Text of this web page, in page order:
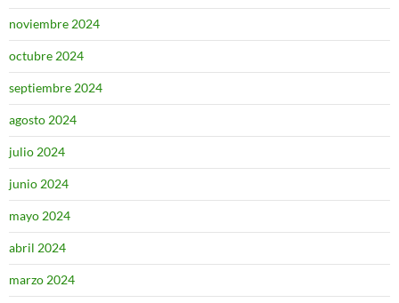
noviembre 2024
octubre 2024
septiembre 2024
agosto 2024
julio 2024
junio 2024
mayo 2024
abril 2024
marzo 2024